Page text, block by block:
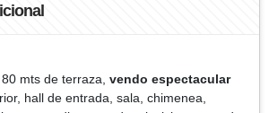
mts de terraza, vendo espectacular
hall de entrada, sala, chimenea,